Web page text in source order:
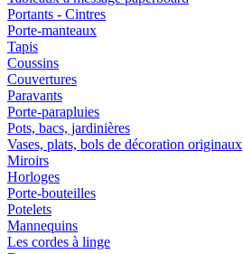
Portants - Cintres
Porte-manteaux
Tapis
Coussins
Couvertures
Paravants
Porte-parapluies
Pots, bacs, jardinières
Vases, plats, bols de décoration originaux
Miroirs
Horloges
Porte-bouteilles
Potelets
Mannequins
Les cordes à linge